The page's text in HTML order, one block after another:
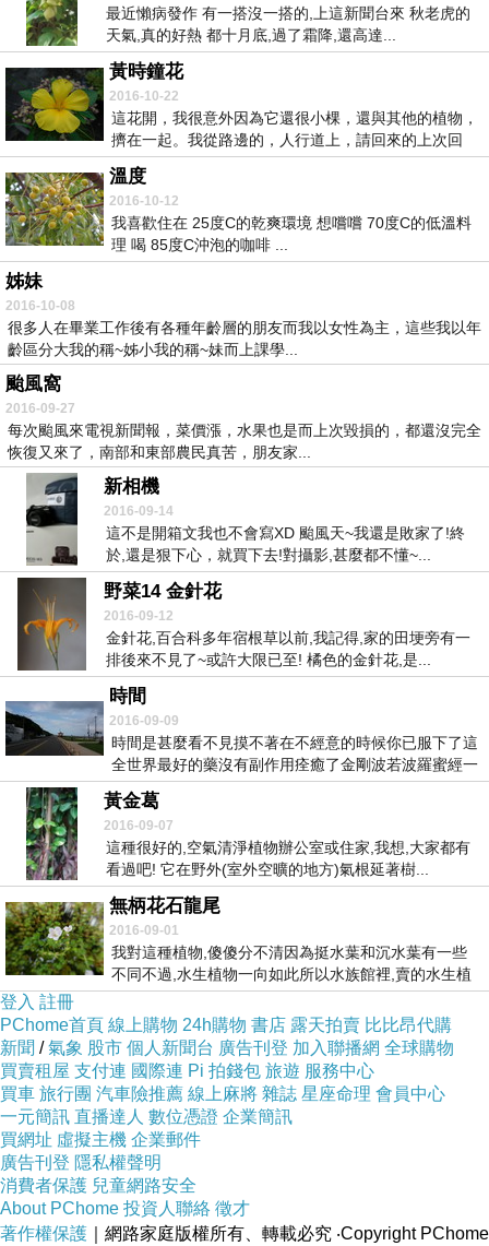
最近懶病發作 有一搭沒一搭的,上這新聞台來 秋老虎的
天氣,真的好熱 都十月底,過了霜降,還高達...
黃時鐘花
2016-10-22
這花開，我很意外因為它還很小棵，還與其他的植物，
擠在一起。我從路邊的，人行道上，請回來的上次回
家，跟...
溫度
2016-10-12
我喜歡住在 25度C的乾爽環境 想嚐嚐 70度C的低溫料
理 喝 85度C沖泡的咖啡 ...
姊妹
2016-10-08
很多人在畢業工作後有各種年齡層的朋友而我以女性為主，這些我以年
齡區分大我的稱~姊小我的稱~妹而上課學...
颱風窩
2016-09-27
每次颱風來電視新聞報，菜價漲，水果也是而上次毀損的，都還沒完全
恢復又來了，南部和東部農民真苦，朋友家...
新相機
2016-09-14
這不是開箱文我也不會寫XD 颱風天~我還是敗家了!終
於,還是狠下心，就買下去!對攝影,甚麼都不懂~...
野菜14 金針花
2016-09-12
金針花,百合科多年宿根草以前,我記得,家的田埂旁有一
排後來不見了~或許大限已至! 橘色的金針花,是...
時間
2016-09-09
時間是甚麼看不見摸不著在不經意的時候你已服下了這
全世界最好的藥沒有副作用痊癒了金剛波若波羅蜜經一
切有...
黃金葛
2016-09-07
這種很好的,空氣清淨植物辦公室或住家,我想,大家都有
看過吧! 它在野外(室外空曠的地方)氣根延著樹...
無柄花石龍尾
2016-09-01
我對這種植物,傻傻分不清因為挺水葉和沉水葉有一些
不同不過,水生植物一向如此所以水族館裡,賣的水生植
物...
登入 註冊
PChome首頁 線上購物 24h購物 書店 露天拍賣 比比昂代購
新聞 /氣象 股市 個人新聞台 廣告刊登 加入聯播網 全球購物
買賣租屋 支付連 國際連 Pi 拍錢包 旅遊 服務中心
買車 旅行團 汽車險推薦 線上麻將 雜誌 星座命理 會員中心
一元簡訊 直播達人 數位憑證 企業簡訊
買網址 虛擬主機 企業郵件
廣告刊登 隱私權聲明
消費者保護 兒童網路安全
About PChome 投資人聯絡 徵才
著作權保護 ｜網路家庭版權所有、轉載必究 ‧Copyright PChome